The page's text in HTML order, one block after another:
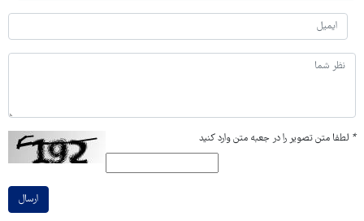
* لطفا متن تصویر را در جعبه متن وارد کنید
ارسال